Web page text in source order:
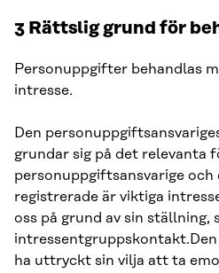
3 Rättslig grund för
Personuppgifter behandlas
intresse.
Den
grundar sig på det relevanta
personuppgiftsansvarige och
registrerade är viktiga
oss på grund av sin ställning,
ha uttryckt sin vilja att ta